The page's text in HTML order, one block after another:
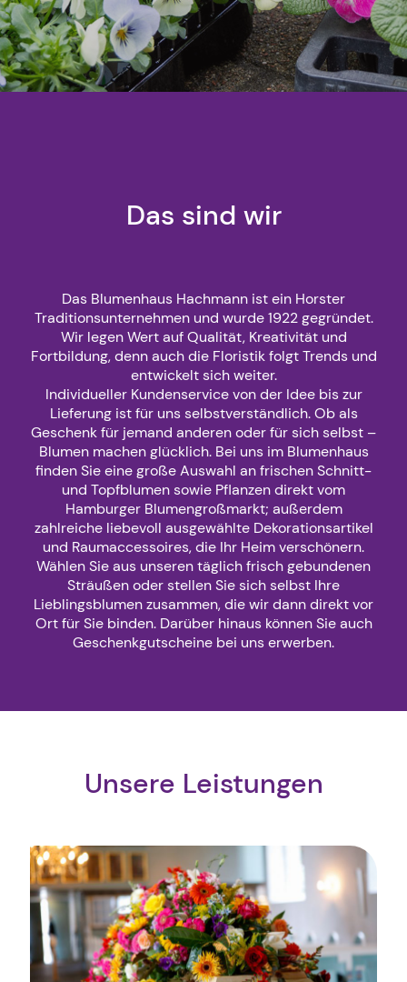
Das sind wir
Das Blumenhaus Hachmann ist ein Horster
Traditionsunternehmen und wurde 1922 gegründet.
Wir legen Wert auf Qualität, Kreativität und
Fortbildung, denn auch die Floristik folgt Trends und
entwickelt sich weiter.
Individueller Kundenservice von der Idee bis zur
Lieferung ist für uns selbstverständlich. Ob als
Geschenk für jemand anderen oder für sich selbst –
Blumen machen glücklich. Bei uns im Blumenhaus
finden Sie eine große Auswahl an frischen Schnitt-
und Topfblumen sowie Pflanzen direkt vom
Hamburger Blumengroßmarkt; außerdem
zahlreiche liebevoll ausgewählte Dekorationsartikel
und Raumaccessoires, die Ihr Heim verschönern.
Wählen Sie aus unseren täglich frisch gebundenen
Sträußen oder stellen Sie sich selbst Ihre
Lieblingsblumen zusammen, die wir dann direkt vor
Ort für Sie binden. Darüber hinaus können Sie auch
Geschenkgutscheine bei uns erwerben.
Unsere Leistungen